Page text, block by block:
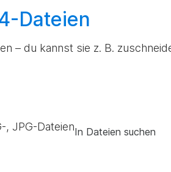
Dateien
– du kannst sie z. B.
, JPG-DateienIn Dateien suchen